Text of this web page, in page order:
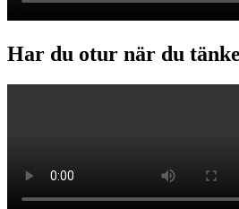
Har du otur när du